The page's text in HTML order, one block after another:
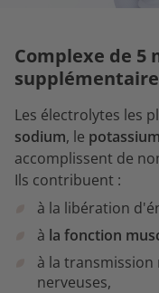
Complexe de 5
Les électrolytes les
sodium, le potassium
accomplissent de
Ils contribuent :
à la libération
à la fonction
à la
nerveuses,